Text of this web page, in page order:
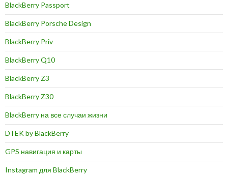
BlackBerry Passport
BlackBerry Porsche Design
BlackBerry Priv
BlackBerry Q10
BlackBerry Z3
BlackBerry Z30
BlackBerry на все случаи жизни
DTEK by BlackBerry
GPS навигация и карты
Instagram для BlackBerry